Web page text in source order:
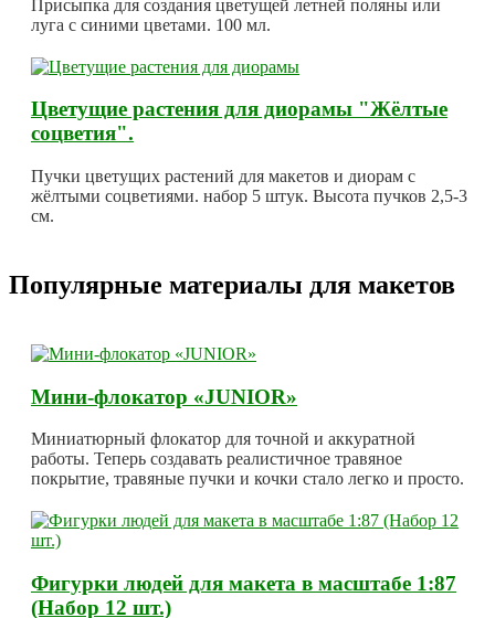
Присыпка для создания цветущей летней поляны или
луга с синими цветами. 100 мл.
Цветущие растения для диорамы "Жёлтые
соцветия".
Пучки цветущих растений для макетов и диорам с
жёлтыми соцветиями. набор 5 штук. Высота пучков 2,5-3
см.
Популярные материалы для макетов
Мини-флокатор «JUNIOR»
Миниатюрный флокатор для точной и аккуратной
работы. Теперь создавать реалистичное травяное
покрытие, травяные пучки и кочки стало легко и просто.
Фигурки людей для макета в масштабе 1:87
(Набор 12 шт.)